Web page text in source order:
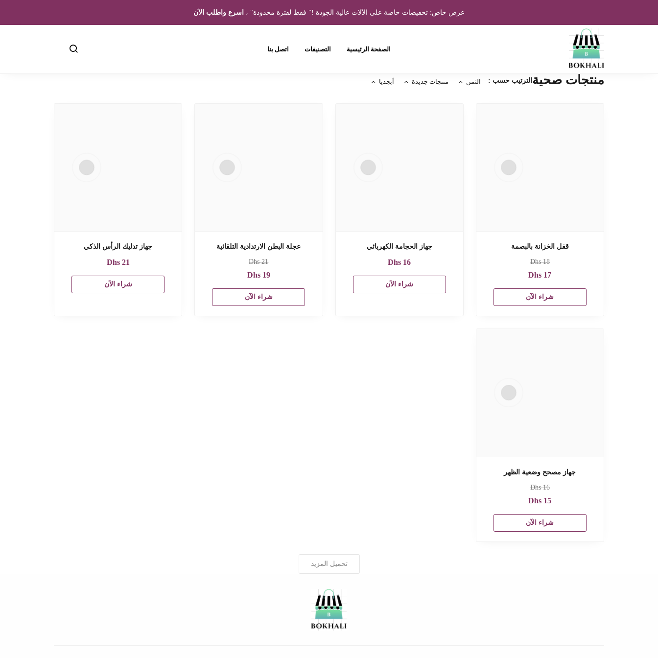
عرض خاص: تخفيضات خاصة على الآلات عالية الجودة !" فقط لفترة محدودة" ، اسرع واطلب الآن
الصفحة الرئيسية التصنيفات اتصل بنا
منتجات صحية الترتيب حسب : الثمن منتجات جديدة أبجديا
قفل الخزانة بالبصمة
18
Dhs
17
شراء الآن
جهاز الحجامة الكهربائي
16
شراء الآن
عجلة البطن الارتدادية التلقائية
21
Dhs
19
Dhs
شراء الآن
جهاز تدليك الرأس الذكي
21
Dhs
شراء الآن
جهاز مصحح وضعية الظهر
16
Dhs
15
شراء الآن
تحميل المزيد